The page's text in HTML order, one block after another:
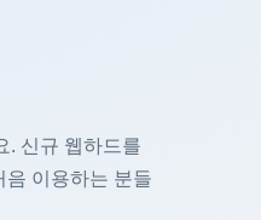
. 신규 웹하드를
음 이용하는 분들